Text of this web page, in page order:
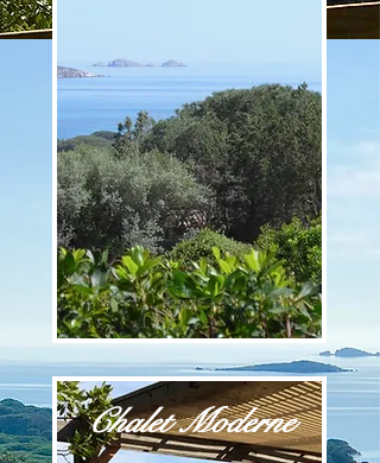
Chalet Moderne